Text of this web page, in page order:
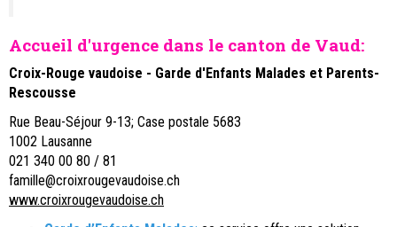
Accueil d'urgence dans le canton de Vaud:
Croix-Rouge vaudoise - Garde d'Enfants Malades et Parents-
Rescousse
Rue Beau-Séjour 9-13; Case postale 5683
1002 Lausanne
021 340 00 80 / 81
famille@croixrougevaudoise.ch
www.croixrougevaudoise.ch